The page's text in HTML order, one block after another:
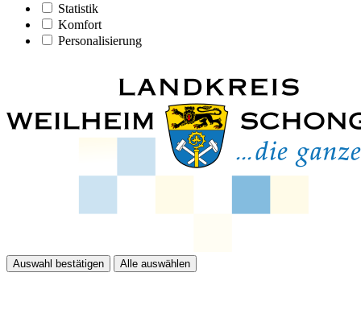
Statistik
Komfort
Personalisierung
Auswahl bestätigen Alle auswählen